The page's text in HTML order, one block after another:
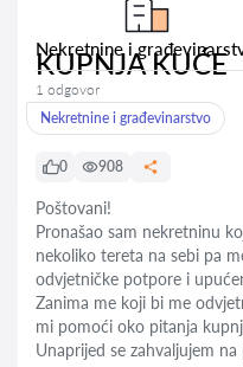
Nekretnine i
KUPNJA KUĆE
1 odgovor
Nekretnine i građevinarstvo
0 908
Poštovani!
Pronašao sam nekretninu
nekoliko tereta na sebi pa
odvjetničke potpore i
Zanima me koji bi me
mi pomoći oko pitanja
Unaprijed se zahvaljujem